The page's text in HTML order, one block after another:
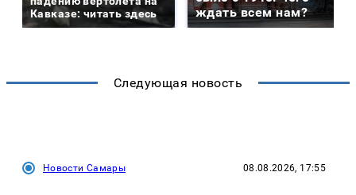
Кавказе: читать здесь
ждать всем нам?
Следующая новость
Новости Самары 08.08.2026, 17:55